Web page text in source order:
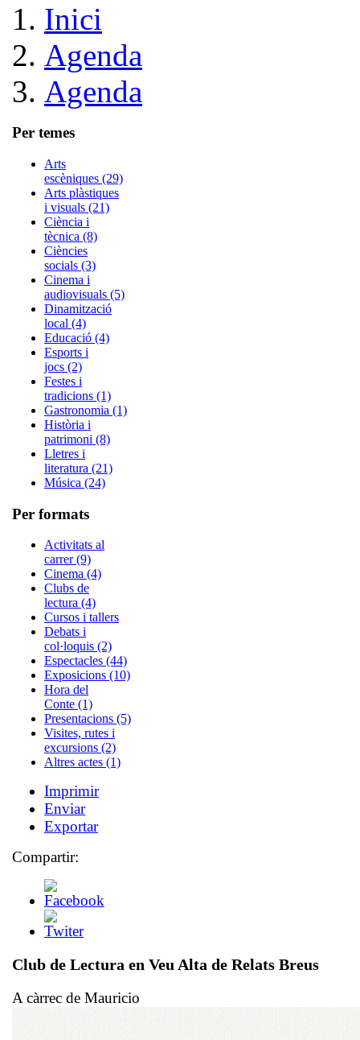
Inici
Agenda
Agenda
Per temes
Arts
escèniques (29)
Arts plàstiques
i visuals (21)
Ciència i
tècnica (8)
Ciències
socials (3)
Cinema i
audiovisuals (5)
Dinamització
local (4)
Educació (4)
Esports i
jocs (2)
Festes i
tradicions (1)
Gastronomia (1)
Història i
patrimoni (8)
Lletres i
literatura (21)
Música (24)
Per formats
Activitats al
carrer (9)
Cinema (4)
Clubs de
lectura (4)
Cursos i tallers
Debats i
col·loquis (2)
Espectacles (44)
Exposicions (10)
Hora del
Conte (1)
Presentacions (5)
Visites, rutes i
excursions (2)
Altres actes (1)
Imprimir
Enviar
Exportar
Compartir:
Club de Lectura en Veu Alta de Relats Breus
A càrrec de Mauricio